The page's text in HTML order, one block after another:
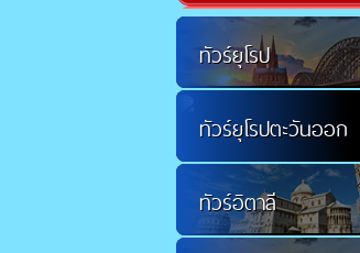
ทัวร์ยุโรป
ทัวร์ยุโรปตะวันออก
ทัวร์อิตาลี